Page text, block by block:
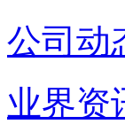
公司动
业界资